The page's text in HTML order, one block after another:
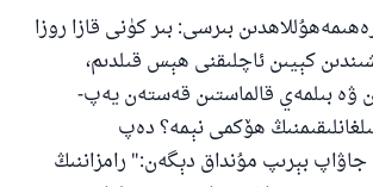
بىرسى: بىر كۈنى قازا روزا
كېيىن ئاچلىقنى ھېس قىلدىم،
ۋە بىلمەي قالماستىن قەستەن يەپ-
ھۆكمى نېمە؟ دەپ
بېرىپ مۇنداق دېگەن:" رامزاننىڭ
110845 - نومۇرلۇق سوئالنىڭ جاۋابى
ساقلاپ قالدى
جاۋاپ بېرىشىمىزگە ياردەم قىلىڭ
مۇنداق دېگەن: